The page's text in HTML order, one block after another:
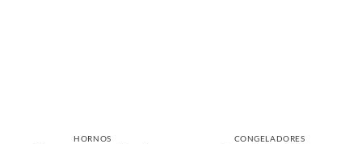
HORNOS CONGELADORES